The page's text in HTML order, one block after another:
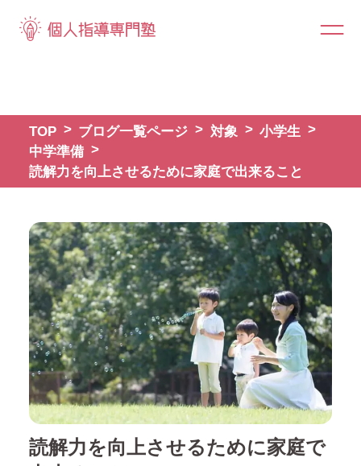
TOP ブログ一覧ページ 対象
小学生
中学準備
読解力を向上させるために家庭で出来ること
読解力を向上させるために家庭で